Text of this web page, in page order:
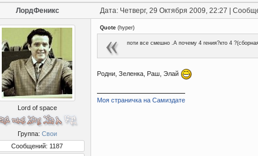
ЛордФеникс Дата: Четверг, 29 Октября 2009, 22:27 |
Lord of space
Группа: Свои
Сообщений: 1187
Quote (hyper)
поти все смешно .А почему 4 гения?кто 4
Родни, Зеленка, Раш, Элай
Моя страничка на Самиздате